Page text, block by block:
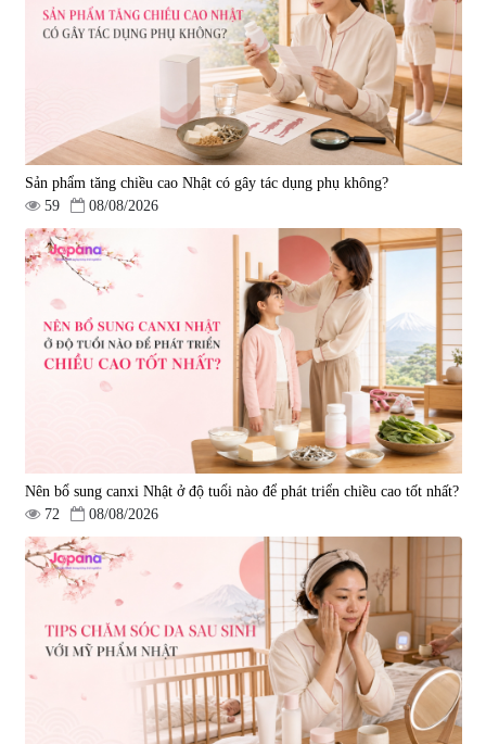
Sản phẩm tăng chiều cao Nhật có gây tác dụng phụ không?
59
08/08/2026
Nên bổ sung canxi Nhật ở độ tuổi nào để phát triển chiều cao tốt nhất?
72
08/08/2026